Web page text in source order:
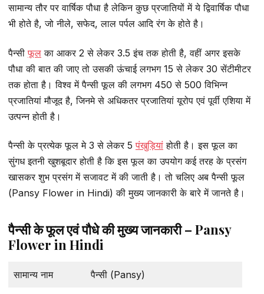
सामान्य तौर पर वार्षिक पौधा है लेकिन कुछ प्रजातियों में ये द्विवार्षिक पौधा
भी होते है, जो नीले, सफेद, लाल पर्पल आदि रंग के होते है।
पैन्सीफूल का आकर 2 से लेकर 3.5 इंच तक होती है, वहीं अगर इसके
पौधा की बात की जाए तो उसकी ऊंचाई लगभग 15 से लेकर 30 सेंटीमीटर
तक होता है। विश्व में पैन्सी फूल की लगभग 450 से 500 विभिन्न
प्रजातियां मौजूद है, जिनमे से अधिकतर प्रजातियां यूरोप एवं पूर्वी एशिया में
उत्पन्न होती है।
पैन्सी के प्रत्येक फूल मे 3 से लेकर 5पंखुड़ियां होती है। इस फूल का
सुंगध इतनी खुशबूदार होती है कि इस फूल का उपयोग कई तरह के प्रसंग
खासकर शुभ प्रसंग में सजावट में की जाती है। तो चलिए अब पैन्सी फूल
(Pansy Flower in Hindi) की मुख्य जानकारी के बारे में जानते है।
पैन्सी के फूल एवं पौधे की मुख्य जानकारी – Pansy
Flower in Hindi
सामान्य नाम पैन्सी (Pansy)